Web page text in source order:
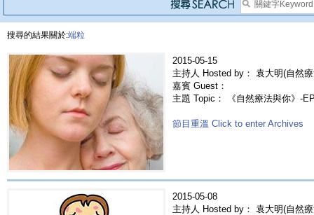
搜尋的結果關於:端粒
2015-05-15
主持人 Hosted by： 袁大明(自然
嘉賓 Guest：
主題 Topic： 《自然療法與你》-
節目重溫 Click to enter Archives
2015-05-08
主持人 Hosted by： 袁大明(自然